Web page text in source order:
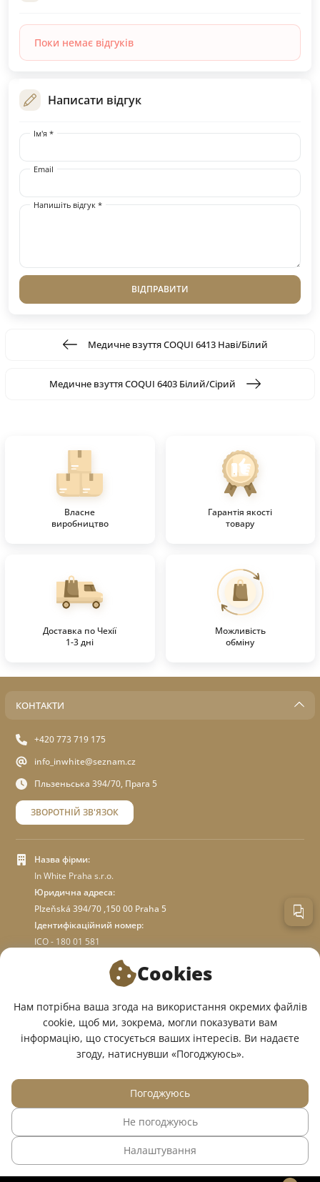
Поки немає відгуків
Написати відгук
Ім'я *
Email
Напишіть відгук *
ВІДПРАВИТИ
Медичне взуття COQUI 6413 Наві/Білий
Медичне взуття COQUI 6403 Білий/Сірий
Власне
виробництво
Гарантія якості
товару
Доставка по Чехії
1-3 дні
Можливість
обміну
КОНТАКТИ
+420 773 719 175
info_inwhite@seznam.cz
Пльзеньська 394/70, Прага 5
ЗВОРОТНІЙ ЗВ'ЯЗОК
Назва фірми:
In White Praha s.r.o.
Юридична адреса:
Plzeňská 394/70 ,150 00 Praha 5
Ідентифікаційний номер:
ICO - 180 01 581
ПРО МАГАЗИН
МИ У СОЦМЕРЕЖАХ:
© 2015 — 2026, Інтернет-магазин медичного одягу InWhite.
Сайт створено вSago Group
Cookies
Нам потрібна ваша згода на використання окремих файлів
cookie, щоб ми, зокрема, могли показувати вам
інформацію, що стосується ваших інтересів. Ви надаєте
згоду, натиснувши «Погоджуюсь».
Налаштування
Не погоджуюсь
Погоджуюсь